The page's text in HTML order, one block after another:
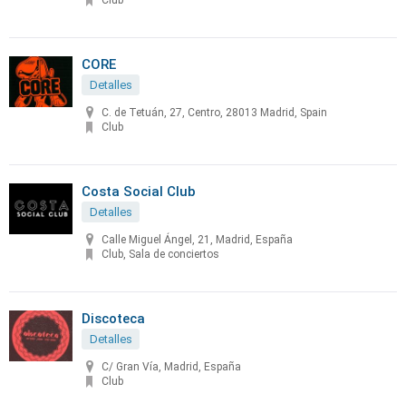
CORE
Detalles
C. de Tetuán, 27, Centro, 28013 Madrid, Spain
Club
Costa Social Club
Detalles
Calle Miguel Ángel, 21, Madrid, España
Club, Sala de conciertos
Discoteca
Detalles
C/ Gran Vía, Madrid, España
Club